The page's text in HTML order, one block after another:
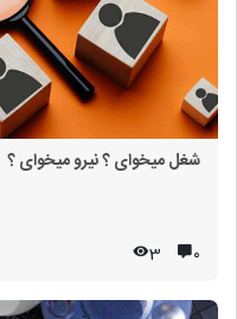
شغل میخوای ؟ نیرو میخوای ؟
۰ 3